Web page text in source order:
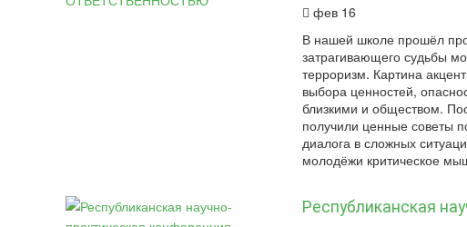
фев 16
В нашей школе прошёл
затрагивающего судьбы
терроризм. Картина
выбора ценностей,
близкими и обществом.
получили ценные советы
диалога в сложных
молодёжи критическое
Республиканская